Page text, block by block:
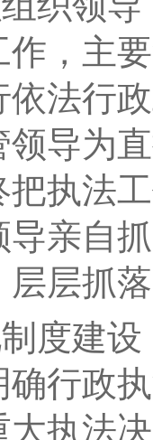
，主
法行
导为
把执法
亲自
层层抓
制度建
行政
大执法